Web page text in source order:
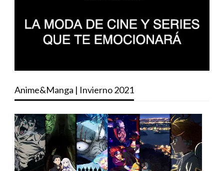
Anime&Manga | Invierno 2021